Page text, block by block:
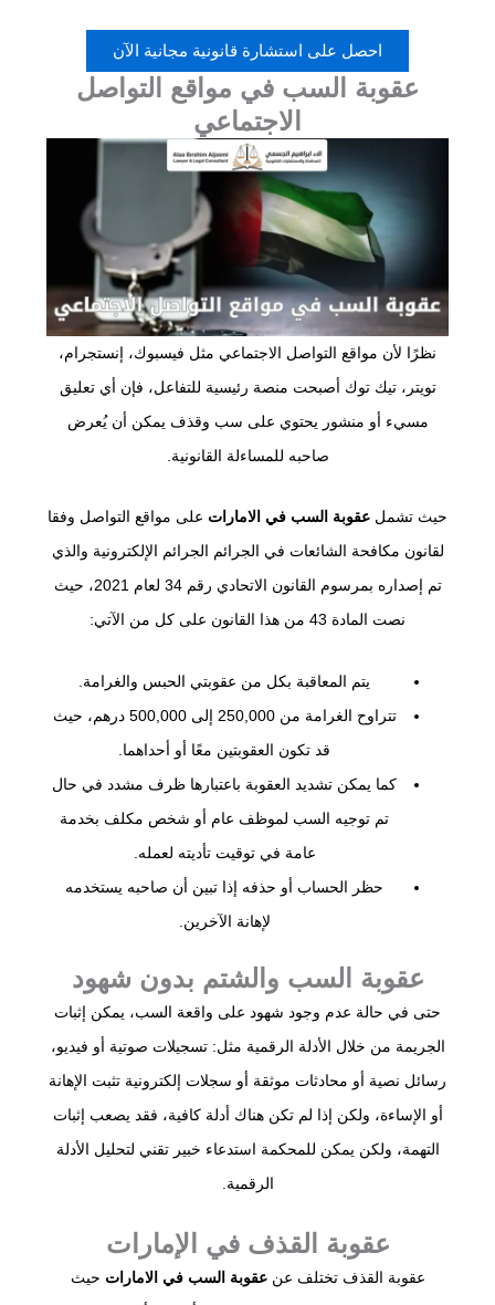
احصل على استشارة قانونية مجانية الآن
عقوبة السب في مواقع التواصل
الاجتماعي
نظرًا لأن مواقع التواصل الاجتماعي مثل فيسبوك، إنستجرام،
تويتر، تيك توك أصبحت منصة رئيسية للتفاعل، فإن أي تعليق
مسيء أو منشور يحتوي على سب وقذف يمكن أن يُعرض
صاحبه للمساءلة القانونية.
حيث تشمل عقوبة السب في الامارات على مواقع التواصل وفقا
لقانون مكافحة الشائعات في الجرائم الجرائم الإلكترونية والذي
تم إصداره بمرسوم القانون الاتحادي رقم 34 لعام 2021، حيث
نصت المادة 43 من هذا القانون على كل من الآتي:
يتم المعاقبة بكل من عقوبتي الحبس والغرامة.
تتراوح الغرامة من 250,000 إلى 500,000 درهم، حيث
قد تكون العقوبتين معًا أو أحداهما.
كما يمكن تشديد العقوبة باعتبارها ظرف مشدد في حال
تم توجيه السب لموظف عام أو شخص مكلف بخدمة
عامة في توقيت تأديته لعمله.
حظر الحساب أو حذفه إذا تبين أن صاحبه يستخدمه
لإهانة الآخرين.
عقوبة السب والشتم بدون شهود
حتى في حالة عدم وجود شهود على واقعة السب، يمكن إثبات
الجريمة من خلال الأدلة الرقمية مثل: تسجيلات صوتية أو فيديو،
رسائل نصية أو محادثات موثقة أو سجلات إلكترونية تثبت الإهانة
أو الإساءة، ولكن إذا لم تكن هناك أدلة كافية، فقد يصعب إثبات
التهمة، ولكن يمكن للمحكمة استدعاء خبير تقني لتحليل الأدلة
الرقمية.
عقوبة القذف في الإمارات
عقوبة القذف تختلف عن عقوبة السب في الامارات حيث